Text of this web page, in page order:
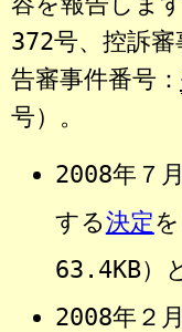
372号、控訴
告審事件番号：
号）。
2008年７
する決定
63.4KB）
2008年２